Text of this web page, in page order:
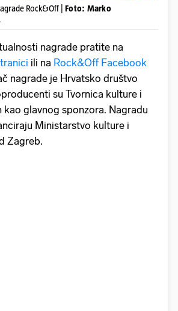
Rock&Off | Foto: Marko
nagrade pratite na
ili na Rock&Off Facebook
nagrade je Hrvatsko društvo
su Tvornica kulture i
kao glavnog sponzora. Nagradu
Ministarstvo kulture i
Zagreb.